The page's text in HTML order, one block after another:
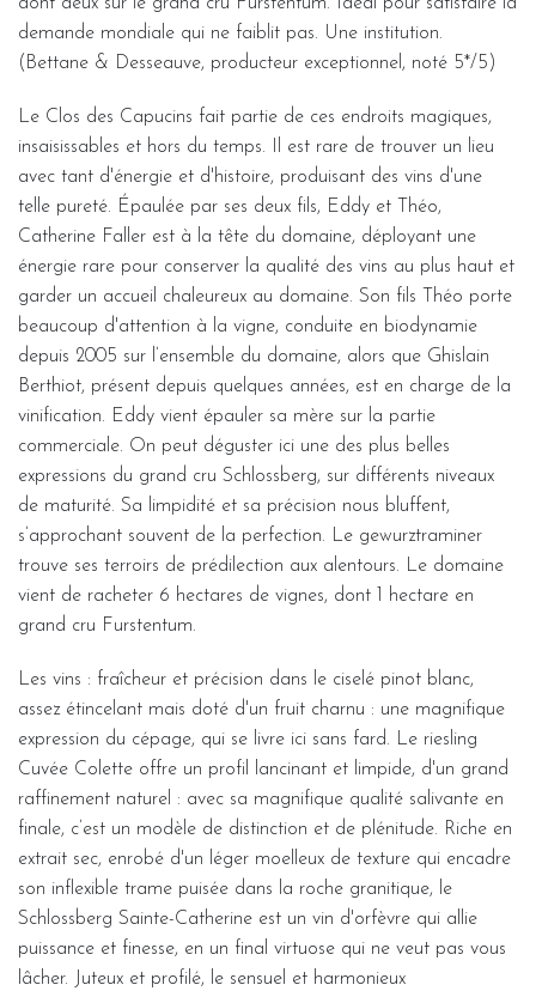
demande mondiale qui ne faiblit pas. Une institution.
(Bettane & Desseauve, producteur exceptionnel, noté 5*/5)
Le Clos des Capucins fait partie de ces endroits magiques,
insaisissables et hors du temps. Il est rare de trouver un lieu
avec tant d'énergie et d'histoire, produisant des vins d'une
telle pureté. Épaulée par ses deux fils, Eddy et Théo,
Catherine Faller est à la tête du domaine, déployant une
énergie rare pour conserver la qualité des vins au plus haut et
garder un accueil chaleureux au domaine. Son fils Théo porte
beaucoup d'attention à la vigne, conduite en biodynamie
depuis 2005 sur l’ensemble du domaine, alors que Ghislain
Berthiot, présent depuis quelques années, est en charge de la
vinification. Eddy vient épauler sa mère sur la partie
commerciale. On peut déguster ici une des plus belles
expressions du grand cru Schlossberg, sur différents niveaux
de maturité. Sa limpidité et sa précision nous bluffent,
s’approchant souvent de la perfection. Le gewurztraminer
trouve ses terroirs de prédilection aux alentours. Le domaine
vient de racheter 6 hectares de vignes, dont 1 hectare en
grand cru Furstentum.
Les vins : fraîcheur et précision dans le ciselé pinot blanc,
assez étincelant mais doté d'un fruit charnu : une magnifique
expression du cépage, qui se livre ici sans fard. Le riesling
Cuvée Colette offre un profil lancinant et limpide, d'un grand
raffinement naturel : avec sa magnifique qualité salivante en
finale, c’est un modèle de distinction et de plénitude. Riche en
extrait sec, enrobé d'un léger moelleux de texture qui encadre
son inflexible trame puisée dans la roche granitique, le
Schlossberg Sainte-Catherine est un vin d'orfèvre qui allie
puissance et finesse, en un final virtuose qui ne veut pas vous
lâcher. Juteux et profilé, le sensuel et harmonieux